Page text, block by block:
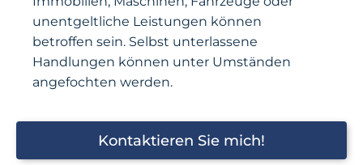
unentgeltliche Leistungen können
betroffen sein. Selbst unterlassene
Handlungen können unter Umständen
angefochten werden.
Kontaktieren Sie mich!